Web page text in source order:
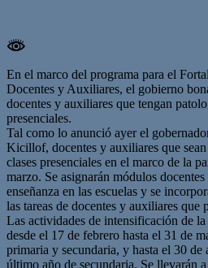
En el marco del programa para el
Docentes y Auxiliares, el gobierno
docentes y auxiliares que tengan
presenciales.
Tal como lo anunció ayer el
Kicillof, docentes y auxiliares que
clases presenciales en el marco de la
marzo. Se asignarán módulos
enseñanza en las escuelas y se
las tareas de docentes y auxiliares que
Las actividades de intensificación de la
desde el 17 de febrero hasta el 31 de
primaria y secundaria, y hasta el 30 de
último año de secundaria. Se llevarán